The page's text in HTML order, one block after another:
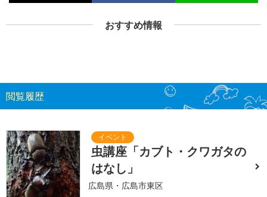
おすすめ情報
閲覧履歴
虫講座「カブト・クワガタの
はなし」
広島県・広島市東区